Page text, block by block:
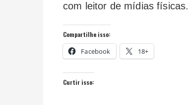
com leitor de mídias físicas.
Compartilhe isso:
Facebook 18+
Curtir isso: